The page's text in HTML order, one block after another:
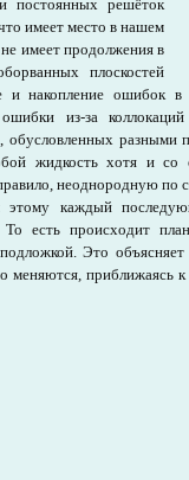
постоянных решёток
имеет место в нашем
имеет продолжения в
плоскостей
накопление ошибок в
из-за
обусловленных
жидкость хотя и со
неоднородную по
каждый
есть происходит
Это
меняются, приближаясь